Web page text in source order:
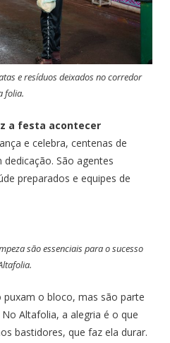
e resíduos deixados no corredor
folia.
a festa acontecer
e celebra, centenas de
São agentes
preparados e equipes de
são essenciais para o sucesso
o bloco, mas são parte
Altafolia, a alegria é o que
bastidores, que faz ela durar.